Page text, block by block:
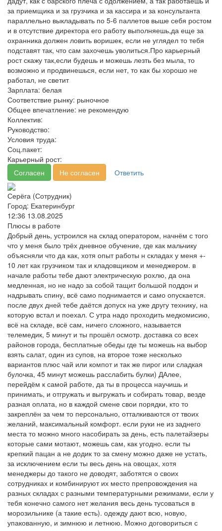
за приемщика и за грузчика и за кассира и за консультанта
параллельно выкладывать по 5-6 паллетов выше себя ростом
и в отсутствие директора его работу выполняешь,да еще за
охранника должен ловить воришек, если не углядел то тебя
подставят так, что сам захочешь уволиться.Про карьерный
рост скажу так,если будешь и можешь лезть без мыла, то
возможно и продвинешься, если нет, то как бы хорошо не
работал, не светит
Зарплата: белая
Соответствие рынку: рыночное
Общее впечатление: не рекомендую
Коллектив:
Руководство:
Условия труда:
Соц.пакет:
Карьерный рост:
Согласен
Не согласен Ответить
Серёга (Сотрудник)
Город: Екатеринбург
12:36 13.08.2025
Плюсы в работе
Добрый день, устроился на склад оператором, начнём с того
что у меня было трёх дневное обучение, где как мальчику
объясняли что да как, хотя опыт работы н складах у меня +-
10 лет как грузчиком так и кладовщиком и менеджером. в
начале работы тебе дают электрическую рохлю, да она
медленная, но не надо за собой тащит большой поддон и
надрывать спину, всё само поднимается и само опускается.
после двух дней тебе даётся допуск на уже другу технику, на
которую встал и поехал. С утра надо проходить медкомисию,
всё на складе, всё сам, ничего сложного, называется
телемедик, 5 минут и ты прошёл осмотр. доставка со всех
районов города, бесплатные обеды где ты можешь на выбор
взять салат, один из супов, на второе тоже несколько
вариантов плюс чай или компот и так же пирог или сладкая
булочка, 45 минут можешь расслабить булки) ДАлее,
перейдём к самой работе, да ты в процесса научишь и
принимать, и отгружать и выгружать и собирать товар, везде
разная оплата, но в каждой смене свои порядки, кто то
закреплён за чем то персонально, отталкиваются от твоих
желаний, максимальный комфорт. если руки не из заднего
места то можно много насобирать за день, есть палетайзеры
которые сами мотают, можешь сам, как угодно. если ты
крепкий пацан а не додик то за смену можно даже не устать,
за исключением если ты весь день на овощах, хотя
менеджеры до такого не доводят, заботятся о своих
сотрудниках и комбинируют их место препровождения на
разных складах с разными температурными режимами, если у
тебя конечно самого нет желания весь день тусоваться в
морозильнике (а такие есть). одежду дают всю, новую,
упакованную, и зимнюю и летнюю. Можно договориться с